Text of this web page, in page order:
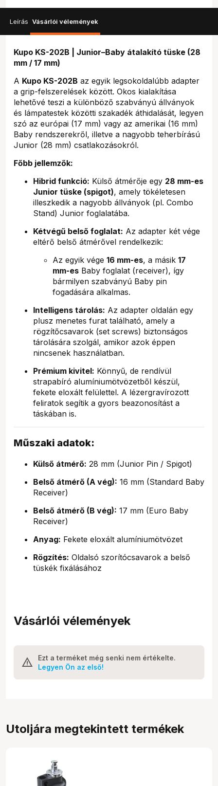
Leírás Vásárlói vélemények
Kupo KS-202B | Junior–Baby átalakító tüske (28
mm / 17 mm)
A Kupo KS-202B az egyik legsokoldalúbb adapter
a grip-felszerelések között. Okos kialakítása
lehetővé teszi a különböző szabványú állványok
és lámpatestek közötti szakadék áthidalását, legyen
szó az európai (17 mm) vagy az amerikai (16 mm)
Baby rendszerekről, illetve a nagyobb teherbírású
Junior (28 mm) csatlakozásokról.
Főbb jellemzők:
Hibrid funkció: Külső átmérője egy 28 mm-es
Junior tüske (spigot), amely tökéletesen
illeszkedik a nagyobb állványok (pl. Combo
Stand) Junior foglalatába.
Kétvégű belső foglalat: Az adapter két vége
eltérő belső átmérővel rendelkezik:
Az egyik vége 16 mm-es, a másik 17
mm-es Baby foglalat (receiver), így
bármilyen szabványú Baby pin
fogadására alkalmas.
Intelligens tárolás: Az adapter oldalán egy
plusz menetes furat található, amely a
rögzítőcsavarok (set screws) biztonságos
tárolására szolgál, amikor azok éppen
nincsenek használatban.
Prémium kivitel: Könnyű, de rendívül
strapabíró alumíniumötvözetből készül,
fekete eloxált felülettel. A lézergravírozott
feliratok segítik a gyors beazonosítást a
táskában is.
Műszaki adatok:
Külső átmérő: 28 mm (Junior Pin / Spigot)
Belső átmérő (A vég): 16 mm (Standard Baby
Receiver)
Belső átmérő (B vég): 17 mm (Euro Baby
Receiver)
Anyag: Fekete eloxált alumíniumötvözet
Rögzítés: Oldalsó szorítócsavarok a belső
tüskék fixálásához
Vásárlói vélemények
Ezt a terméket még senki nem értékelte.
Legyen Ön az első!
Utoljára megtekintett termékek